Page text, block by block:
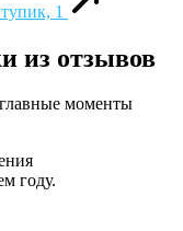
1
из отзывов
моменты
году.